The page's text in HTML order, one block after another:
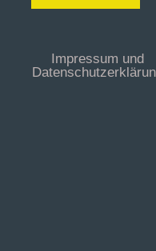
Impressum und